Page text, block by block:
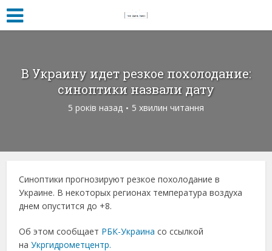
В Украину идет резкое похолодание:
синоптики назвали дату
5 років назад 5 хвилин читання
Синоптики прогнозируют резкое похолодание в
Украине. В некоторых регионах температура воздуха
днем опустится до +8.
Об этом сообщает РБК-Украина со ссылкой
наУкргидрометцентр.